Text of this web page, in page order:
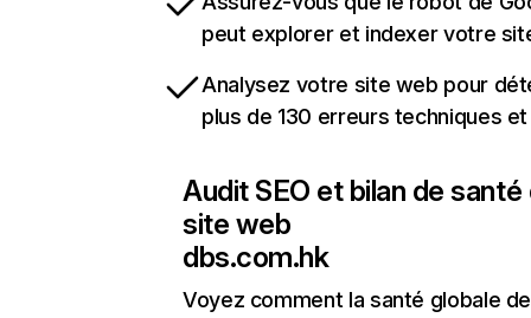
peut explorer et indexer votre
Analysez votre site web pour
plus de 130 erreurs techniques et
Audit SEO et bilan de santé
site web
dbs.com.hk
Voyez comment la santé globale